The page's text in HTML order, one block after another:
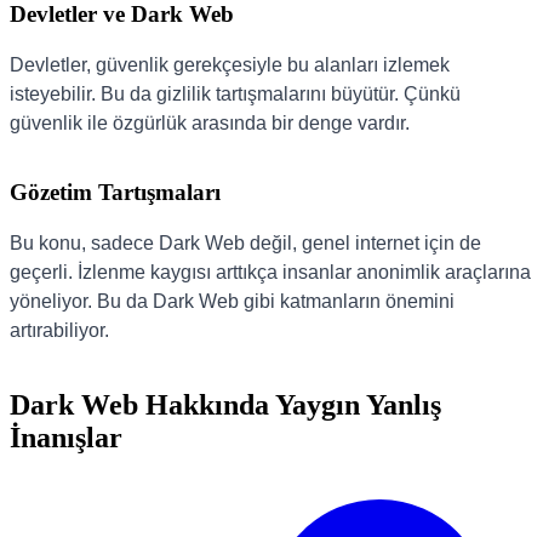
Devletler ve Dark Web
Devletler, güvenlik gerekçesiyle bu alanları izlemek
isteyebilir. Bu da gizlilik tartışmalarını büyütür. Çünkü
güvenlik ile özgürlük arasında bir denge vardır.
Gözetim Tartışmaları
Bu konu, sadece Dark Web değil, genel internet için de
geçerli. İzlenme kaygısı arttıkça insanlar anonimlik araçlarına
yöneliyor. Bu da Dark Web gibi katmanların önemini
artırabiliyor.
Dark Web Hakkında Yaygın Yanlış
İnanışlar